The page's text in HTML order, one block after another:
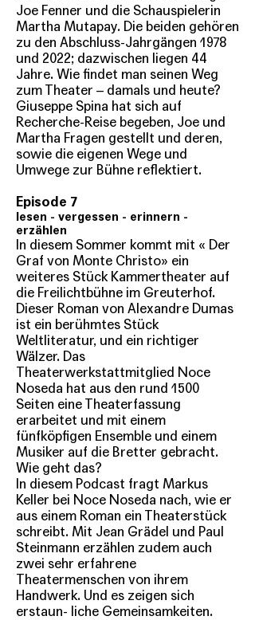
Joe Fenner und die Schauspielerin
Martha Mutapay. Die beiden gehören
zu den Abschluss-Jahrgängen 1978
und 2022; dazwischen liegen 44
Jahre. Wie findet man seinen Weg
zum Theater – damals und heute?
Giuseppe Spina hat sich auf
Recherche-Reise begeben, Joe und
Martha Fragen gestellt und deren,
sowie die eigenen Wege und
Umwege zur Bühne reflektiert.
Episode 7
lesen - vergessen - erinnern -
erzählen
In diesem Sommer kommt mit « Der
Graf von Monte Christo» ein
weiteres Stück Kammertheater auf
die Freilichtbühne im Greuterhof.
Dieser Roman von Alexandre Dumas
ist ein berühmtes Stück
Weltliteratur, und ein richtiger
Wälzer. Das
Theaterwerkstattmitglied Noce
Noseda hat aus den rund 1500
Seiten eine Theaterfassung
erarbeitet und mit einem
fünfköpfigen Ensemble und einem
Musiker auf die Bretter gebracht.
Wie geht das?
In diesem Podcast fragt Markus
Keller bei Noce Noseda nach, wie er
aus einem Roman ein Theaterstück
schreibt. Mit Jean Grädel und Paul
Steinmann erzählen zudem auch
zwei sehr erfahrene
Theatermenschen von ihrem
Handwerk. Und es zeigen sich
erstaun- liche Gemeinsamkeiten.